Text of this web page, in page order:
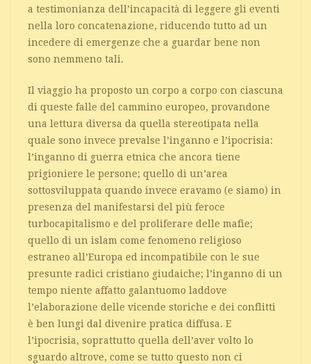
a testimonianza dell’incapacità di leggere gli eventi
nella loro concatenazione, riducendo tutto ad un
incedere di emergenze che a guardar bene non
sono nemmeno tali.
Il viaggio ha proposto un corpo a corpo con ciascuna
di queste falle del cammino europeo, provandone
una lettura diversa da quella stereotipata nella
quale sono invece prevalse l’inganno e l’ipocrisia:
l’inganno di guerra etnica che ancora tiene
prigioniere le persone; quello di un’area
sottosviluppata quando invece eravamo (e siamo) in
presenza del manifestarsi del più feroce
turbocapitalismo e del proliferare delle mafie;
quello di un islam come fenomeno religioso
estraneo all’Europa ed incompatibile con le sue
presunte radici cristiano giudaiche; l’inganno di un
tempo niente affatto galantuomo laddove
l’elaborazione delle vicende storiche e dei conflitti
è ben lungi dal divenire pratica diffusa. E
l’ipocrisia, soprattutto quella dell’aver volto lo
sguardo altrove, come se tutto questo non ci